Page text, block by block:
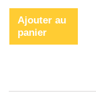
Ajouter au
panier